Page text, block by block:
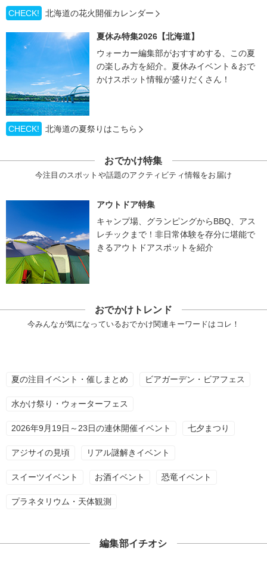
CHECK!
北海道の花火開催カレンダー
夏休み特集2026【北海道】
ウォーカー編集部がおすすめする、この夏
の楽しみ方を紹介。夏休みイベント＆おで
かけスポット情報が盛りだくさん！
CHECK! 北海道の夏祭りはこちら
おでかけ特集
今注目のスポットや話題のアクティビティ情報をお届け
アウトドア特集
キャンプ場、グランピングからBBQ、アス
レチックまで！非日常体験を存分に堪能で
きるアウトドアスポットを紹介
おでかけトレンド
今みんなが気になっているおでかけ関連キーワードはコレ！
夏の注目イベント・催しまとめ ビアガーデン・ビアフェス
水かけ祭り・ウォーターフェス
2026年9月19日～23日の連休開催イベント 七夕まつり
アジサイの見頃 リアル謎解きイベント
スイーツイベント お酒イベント 恐竜イベント
プラネタリウム・天体観測
編集部イチオシ